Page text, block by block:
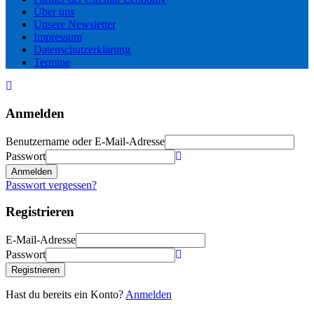
Über uns
Unsere Newsletter
Impressum
Datenschutzerklärung
Termine
Anmelden
Benutzername oder E-Mail-Adresse
Passwort
Anmelden
Passwort vergessen?
Registrieren
E-Mail-Adresse
Passwort
Registrieren
Hast du bereits ein Konto? Anmelden